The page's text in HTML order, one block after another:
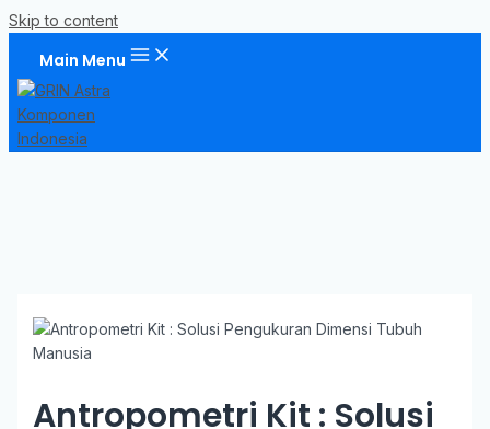
Skip to content
Main Menu
Antropometri Kit : Solusi